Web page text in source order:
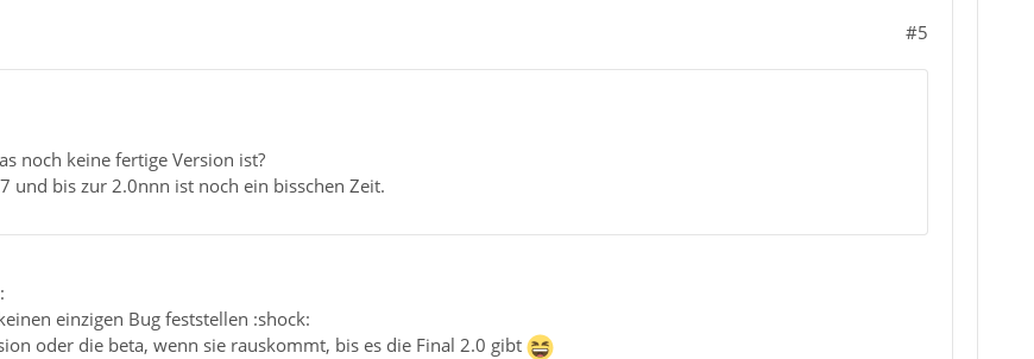
#5
noch keine fertige Version ist?
und bis zur 2.0nnn ist noch ein bisschen Zeit.
einzigen Bug feststellen :shock:
oder die beta, wenn sie rauskommt, bis es die Final 2.0 gibt